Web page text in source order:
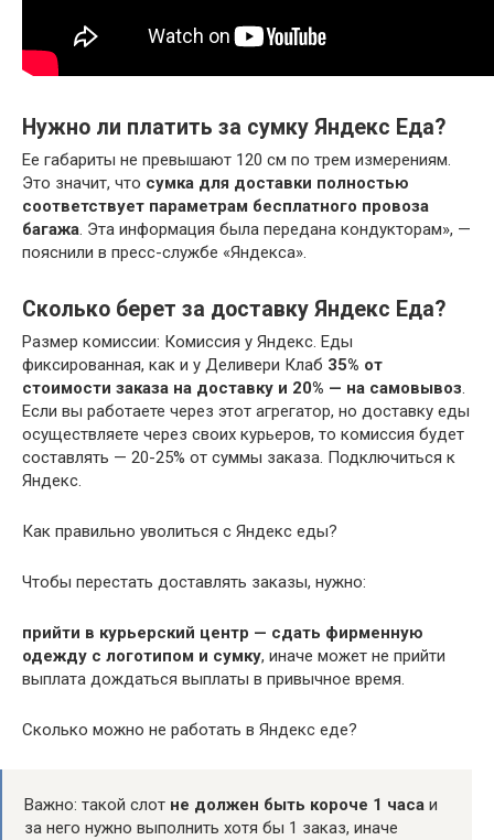
Нужно ли платить за сумку Яндекс Еда?
Ее габариты не превышают 120 см по трем измерениям.
Это значит, что сумка для доставки полностью
соответствует параметрам бесплатного провоза
багажа. Эта информация была передана кондукторам», —
пояснили в пресс-службе «Яндекса».
Сколько берет за доставку Яндекс Еда?
Размер комиссии: Комиссия у Яндекс. Еды
фиксированная, как и у Деливери Клаб 35% от
стоимости заказа на доставку и 20% — на самовывоз.
Если вы работаете через этот агрегатор, но доставку еды
осуществляете через своих курьеров, то комиссия будет
составлять — 20-25% от суммы заказа. Подключиться к
Яндекс.
Как правильно уволиться с Яндекс еды?
Чтобы перестать доставлять заказы, нужно:
прийти в курьерский центр — сдать фирменную
одежду с логотипом и сумку, иначе может не прийти
выплата дождаться выплаты в привычное время.
Сколько можно не работать в Яндекс еде?
Важно: такой слот не должен быть короче 1 часа и
за него нужно выполнить хотя бы 1 заказ, иначе